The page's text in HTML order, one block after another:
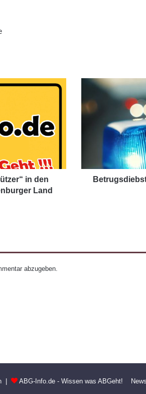
in den
Land
abzugeben.
| ABG-Info.de - Wissen was ABGeht!